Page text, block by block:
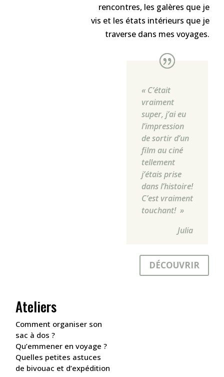
rencontres, les galères que je
vis et les états intérieurs que je
traverse dans mes voyages.
« C’était
vraiment
super, j’ai eu
l’impression
de sortir d’un
film au ciné
tellement
j’étais prise
dans l’histoire!
C’est vraiment
touchant! »
Julia
DÉCOUVRIR
Ateliers
Comment organiser son
sac à dos ?
Qu’emmener en voyage ?
Quelles petites astuces
de bivouac et d’expédition